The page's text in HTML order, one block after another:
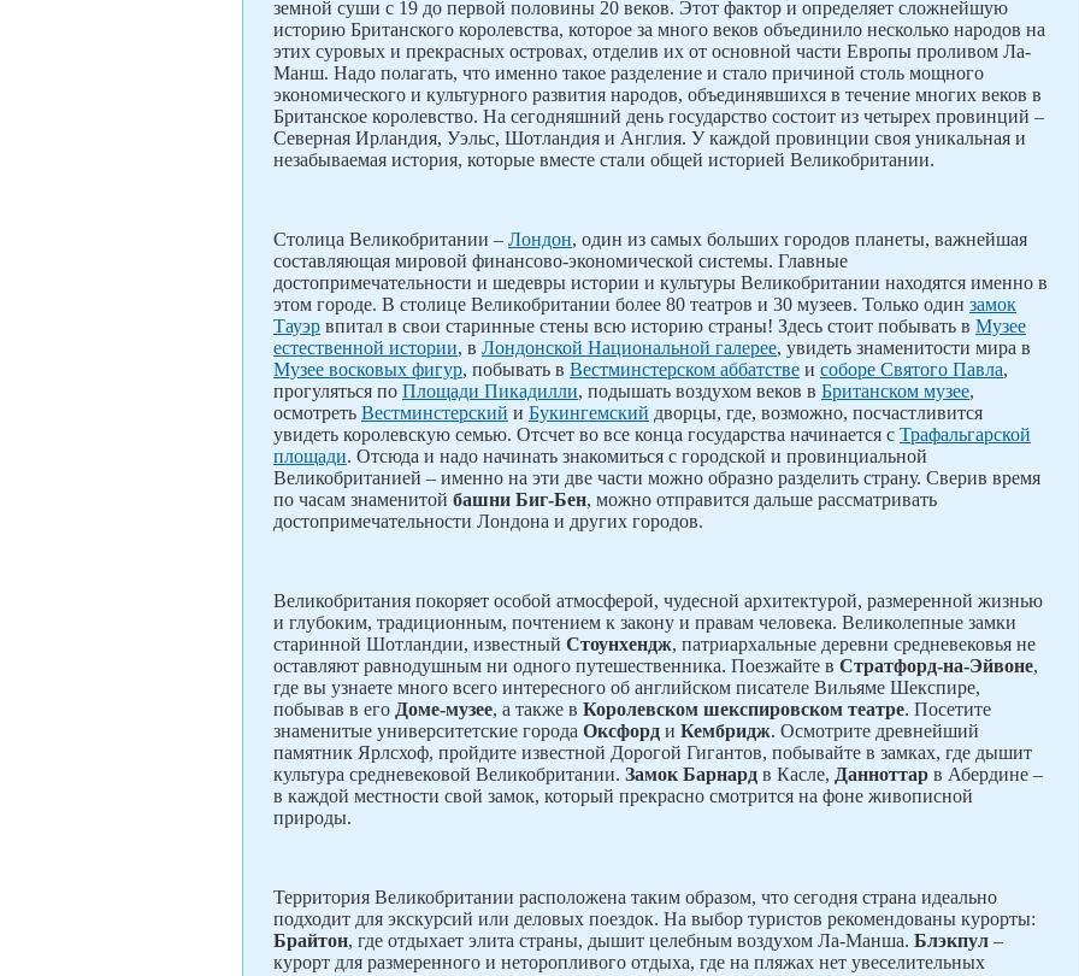
земной суши с 19 до первой половины 20 веков. Этот фактор и определяет сложнейшую
историю Британского королевства, которое за много веков объединило несколько народов на
этих суровых и прекрасных островах, отделив их от основной части Европы проливом Ла-
Манш. Надо полагать, что именно такое разделение и стало причиной столь мощного
экономического и культурного развития народов, объединявшихся в течение многих веков в
Британское королевство. На сегодняшний день государство состоит из четырех провинций –
Северная Ирландия, Уэльс, Шотландия и Англия. У каждой провинции своя уникальная и
незабываемая история, которые вместе стали общей историей Великобритании.
Столица Великобритании – Лондон, один из самых больших городов планеты, важнейшая
составляющая мировой финансово-экономической системы. Главные
достопримечательности и шедевры истории и культуры Великобритании находятся именно в
этом городе. В столице Великобритании более 80 театров и 30 музеев. Только один замок
Тауэр впитал в свои старинные стены всю историю страны! Здесь стоит побывать в Музее
естественной истории, в Лондонской Национальной галерее, увидеть знаменитости мира в
Музее восковых фигур, побывать в Вестминстерском аббатстве и соборе Святого Павла,
прогуляться по Площади Пикадилли, подышать воздухом веков в Британском музее,
осмотреть Вестминстерский и Букингемский дворцы, где, возможно, посчастливится
увидеть королевскую семью. Отсчет во все конца государства начинается с Трафальгарской
площади. Отсюда и надо начинать знакомиться с городской и провинциальной
Великобританией – именно на эти две части можно образно разделить страну. Сверив время
по часам знаменитой башни Биг-Бен, можно отправится дальше рассматривать
достопримечательности Лондона и других городов.
Великобритания покоряет особой атмосферой, чудесной архитектурой, размеренной жизнью
и глубоким, традиционным, почтением к закону и правам человека. Великолепные замки
старинной Шотландии, известный Стоунхендж, патриархальные деревни средневековья не
оставляют равнодушным ни одного путешественника. Поезжайте в Стратфорд-на-Эйвоне,
где вы узнаете много всего интересного об английском писателе Вильяме Шекспире,
побывав в его Доме-музее, а также в Королевском шекспировском театре. Посетите
знаменитые университетские города Оксфорд и Кембридж. Осмотрите древнейший
памятник Ярлсхоф, пройдите известной Дорогой Гигантов, побывайте в замках, где дышит
культура средневековой Великобритании. Замок Барнард в Касле, Данноттар в Абердине –
в каждой местности свой замок, который прекрасно смотрится на фоне живописной
природы.
Территория Великобритании расположена таким образом, что сегодня страна идеально
подходит для экскурсий или деловых поездок. На выбор туристов рекомендованы курорты:
Брайтон, где отдыхает элита страны, дышит целебным воздухом Ла-Манша. Блэкпул –
курорт для размеренного и неторопливого отдыха, где на пляжах нет увеселительных